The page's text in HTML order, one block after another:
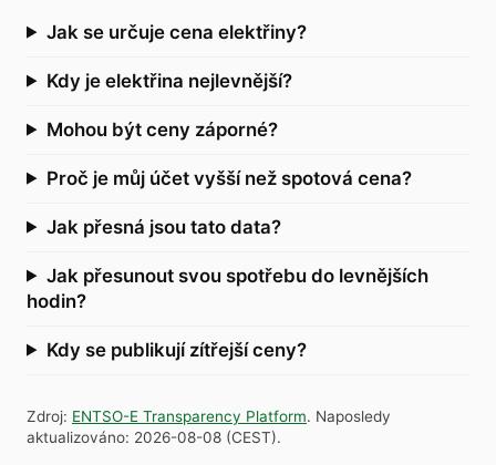
Jak se určuje cena elektřiny?
Kdy je elektřina nejlevnější?
Mohou být ceny záporné?
Proč je můj účet vyšší než spotová cena?
Jak přesná jsou tato data?
Jak přesunout svou spotřebu do levnějších
hodin?
Kdy se publikují zítřejší ceny?
Zdroj: ENTSO-E Transparency Platform. Naposledy
aktualizováno: 2026-08-08 (CEST).